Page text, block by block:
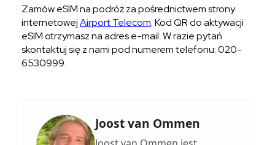
Zamów eSIM na podróż za pośrednictwem strony
internetowejAirport Telecom. Kod QR do aktywacji
eSIM otrzymasz na adres e-mail. W razie pytań
skontaktuj się z nami pod numerem telefonu: 020-
6530999.
Joost van Ommen